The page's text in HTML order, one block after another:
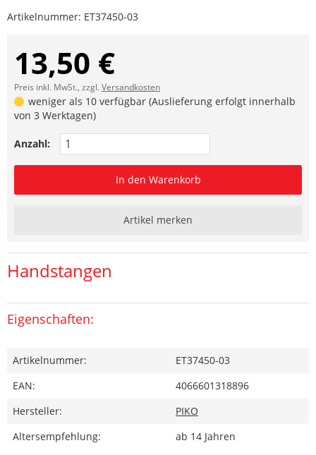
Artikelnummer: ET37450-03
13,50 €
Preis inkl. MwSt., zzgl.Versandkosten
weniger als 10 verfügbar (Auslieferung erfolgt innerhalb
von 3 Werktagen)
Anzahl:
In den Warenkorb
Artikel merken
Handstangen
Eigenschaften:
Artikelnummer:
ET37450-03
EAN:
4066601318896
Hersteller:
PIKO
Altersempfehlung:
ab 14 Jahren